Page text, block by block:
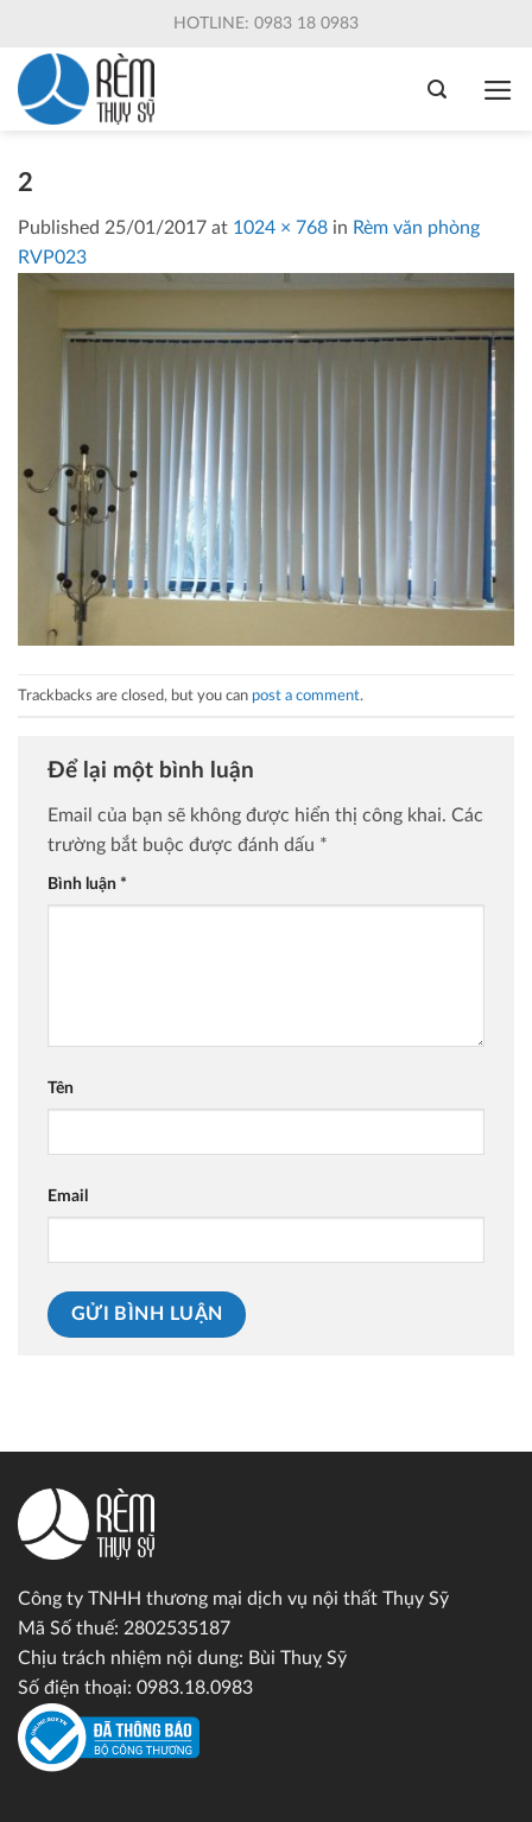
content
HOTLINE: 0983 18 0983
2
Published 25/01/2017 at 1024 × 768 in Rèm văn phòng
RVP023
Trackbacks are closed, but you can post a comment.
Để lại một bình luận
Email của bạn sẽ không được hiển thị công khai. Các
trường bắt buộc được đánh dấu *
Bình luận *
Tên
Email
Công ty TNHH thương mại dịch vụ nội thất Thụy Sỹ
Mã Số thuế: 2802535187
Chịu trách nhiệm nội dung: Bùi Thuỵ Sỹ
Số điện thoại: 0983.18.0983